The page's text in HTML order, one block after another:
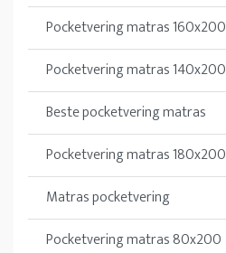
Pocketvering matras 160x200
Pocketvering matras 140x200
Beste pocketvering matras
Pocketvering matras 180x200
Matras pocketvering
Pocketvering matras 80x200